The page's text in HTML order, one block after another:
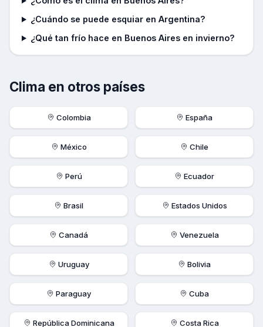
¿Cuándo se puede esquiar en Argentina?
¿Qué tan frío hace en Buenos Aires en invierno?
Clima en otros países
Colombia España
México Chile
Perú Ecuador
Brasil Estados Unidos
Canadá Venezuela
Uruguay Bolivia
Paraguay Cuba
República Dominicana Costa Rica